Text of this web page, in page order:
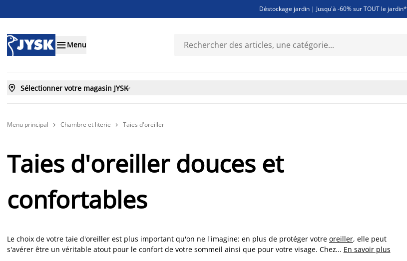
Déstockage jardin | Jusqu'à -60% sur TOUT le jardin*
Découvrez les nouveautés de la collection
Menu
 Sélectionner votre magasin JYSK
Menu principal  Chambre et literie  Taies d'oreiller
Taies d'oreiller douces et
confortables
Le choix de votre taie d'oreiller est plus important qu'on ne l'imagine: en plus de protéger votre oreiller, elle peut
s'avérer être un véritable atout pour le confort de votre sommeil ainsi que pour votre visage. Chez JYSK, nous
... En savoir plus